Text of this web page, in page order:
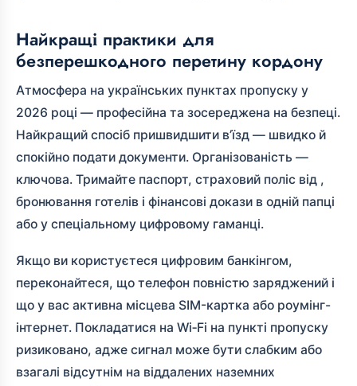
Найкращі практики для
безперешкодного перетину кордону
Атмосфера на українських пунктах пропуску у
2026 році — професійна та зосереджена на безпеці.
Найкращий спосіб пришвидшити в’їзд — швидко й
спокійно подати документи. Організованість —
ключова. Тримайте паспорт, страховий поліс від ,
бронювання готелів і фінансові докази в одній папці
або у спеціальному цифровому гаманці.
Якщо ви користуєтеся цифровим банкінгом,
переконайтеся, що телефон повністю заряджений і
що у вас активна місцева SIM-картка або роумінг-
інтернет. Покладатися на Wi‑Fi на пункті пропуску
ризиковано, адже сигнал може бути слабким або
взагалі відсутнім на віддалених наземних